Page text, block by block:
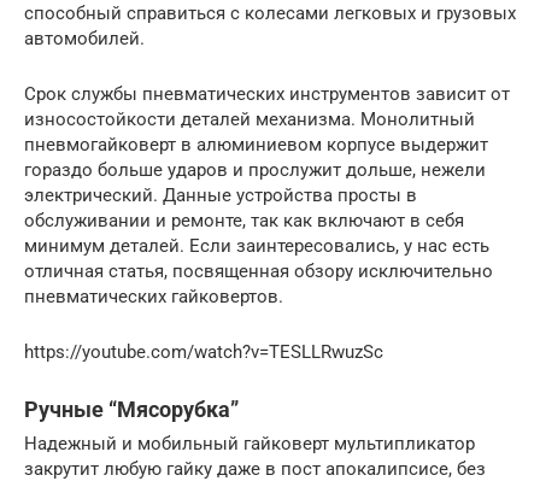
способный справиться с колесами легковых и грузовых
автомобилей.
Срок службы пневматических инструментов зависит от
износостойкости деталей механизма. Монолитный
пневмогайковерт в алюминиевом корпусе выдержит
гораздо больше ударов и прослужит дольше, нежели
электрический. Данные устройства просты в
обслуживании и ремонте, так как включают в себя
минимум деталей. Если заинтересовались, у нас есть
отличная статья, посвященная обзору исключительно
пневматических гайковертов.
https://youtube.com/watch?v=TESLLRwuzSc
Ручные “Мясорубка”
Надежный и мобильный гайковерт мультипликатор
закрутит любую гайку даже в пост апокалипсисе, без